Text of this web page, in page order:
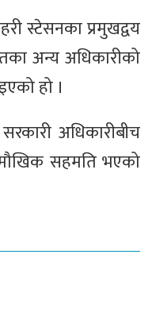
स्टेसनका प्रमुखद्वय
अन्य अधिकारीको
हो ।
अधिकारीबीच
सहमति भएको